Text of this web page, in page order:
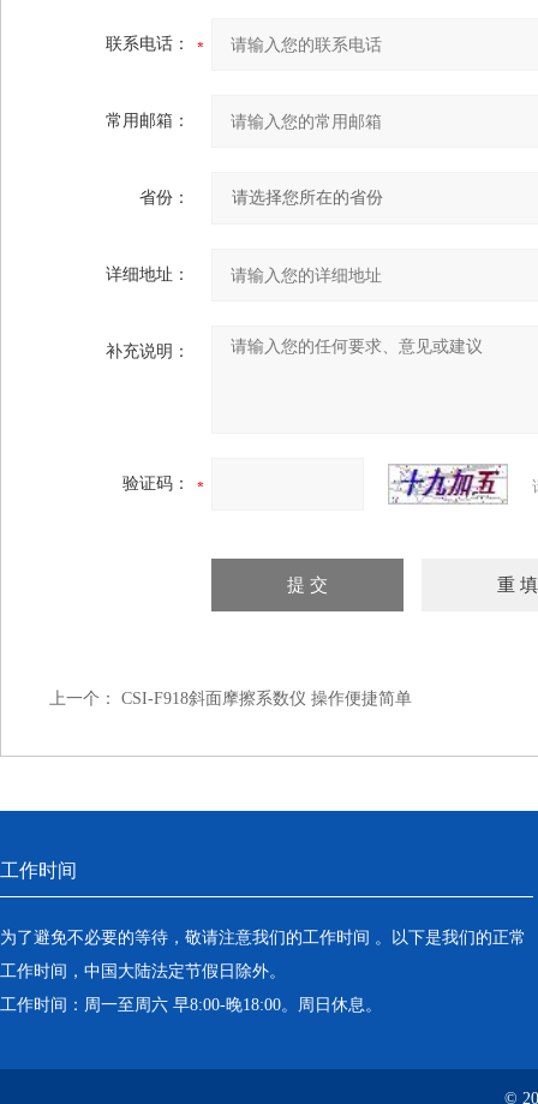
联系电话：
常用邮箱：
省份：
详细地址：
补充说明：
验证码：
上一个： CSI-F918斜面摩擦系数仪 操作便捷简单
工作时间
为了避免不必要的等待，敬请注意我们的工作时间 。以下是我们的正常
工作时间，中国大陆法定节假日除外。
工作时间：周一至周六 早8:00-晚18:00。周日休息。
©